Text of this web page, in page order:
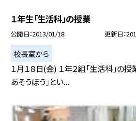
１年生「生活科」の授業
公開日 2013/01/18 更新日
校長室から
１月１８日(金) １年２組「生活科」の授
あそうぼう」とい...